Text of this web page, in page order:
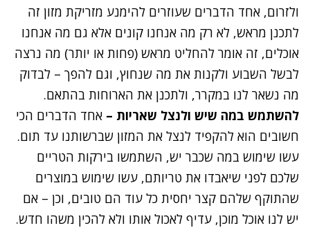
ולזרום, אחד הדברים שעוזרים להימנע מזריקת מזון זה
לתכנן מראש, לא רק מה אנחנו קונים אלא גם מה אנחנו
אוכלים, זה אומר להחליט מראש (פחות או יותר) מה נרצה
לבשל השבוע ולקנות את מה שנחוץ, וגם להפך – לבדוק
מה נשאר לנו במקרר, ולתכנן את הארוחות בהתאם.
להשתמש במה שיש ולנצל שאריות – אחד הדברים הכי
חשובים הוא להקפיד לנצל את המזון שברשותנו עד תום.
עשו שימוש במה שכבר יש, השתמשו בירקות הטריים
שלכם לפני שיאבדו את טריותם, עשו שימוש במוצרים
שהתוקף שלהם קצר יחסית כל עוד הם טובים, וכן – אם
יש לנו אוכל מוכן, עדיף לאכול אותו ולא להכין משהו חדש.